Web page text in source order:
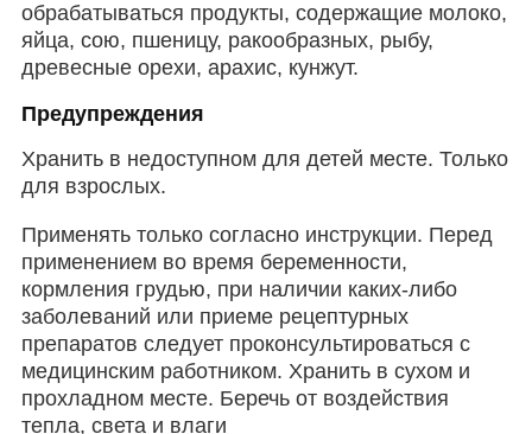
обрабатываться продукты, содержащие молоко,
яйца, сою, пшеницу, ракообразных, рыбу,
древесные орехи, арахис, кунжут.
Предупреждения
Хранить в недоступном для детей месте. Только
для взрослых.
Применять только согласно инструкции. Перед
применением во время беременности,
кормления грудью, при наличии каких-либо
заболеваний или приеме рецептурных
препаратов следует проконсультироваться с
медицинским работником. Хранить в сухом и
прохладном месте. Беречь от воздействия
тепла, света и влаги